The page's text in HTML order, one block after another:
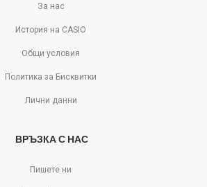
За нас
История на CASIO
Общи условия
Политика за Бисквитки
Лични данни
ВРЪЗКА С НАС
Пишете ни